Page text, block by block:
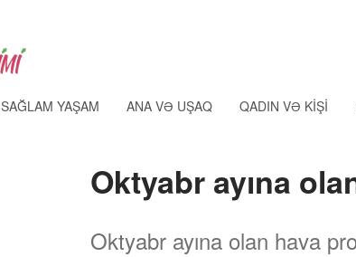
SAĞLAM YAŞAM ANA VƏ UŞAQ QADIN VƏ KIŞI
Oktyabr ayına
Oktyabr ayına olan hava